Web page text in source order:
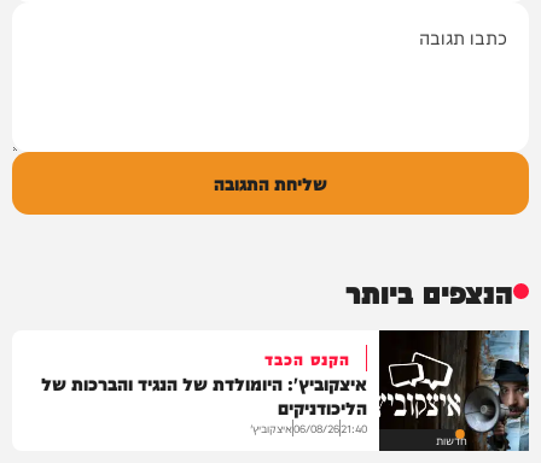
שליחת התגובה
הנצפים ביותר
חדשות
הקנס הכבד
איצקוביץ': היומולדת של הנגיד והברכות של
הליכודניקים
21:40
06/08/26איצקוביץ'